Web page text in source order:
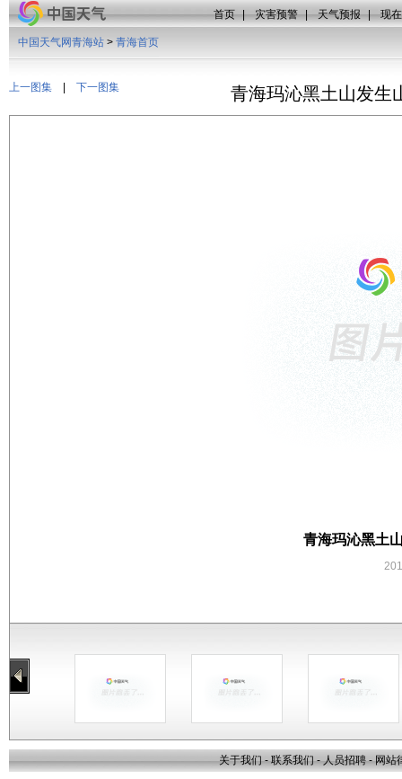
首页 | 灾害预警 | 天气预报 | 现
上一图集 下一图集
中国天气网青海站 > 青海首页
青海玛沁黑土山发生
青海玛沁黑土
关于我们 - 联系我们 - 人员招聘 - 网站